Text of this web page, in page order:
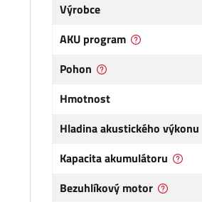
Výrobce
AKU program
Pohon
Hmotnost
Hladina akustického výkonu
Kapacita akumulátoru
Bezuhlíkový motor